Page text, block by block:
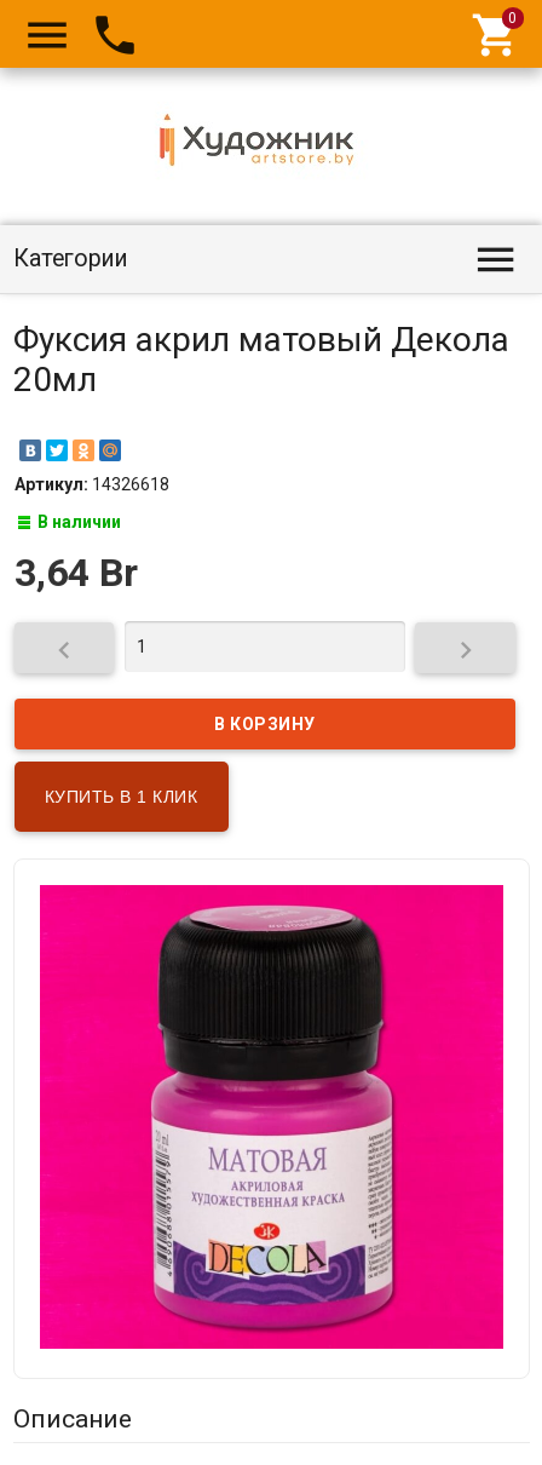
  
Категории 
Фуксия акрил матовый Декола
20мл
Артикул: 14326618
В наличии
3,64 Br
 
КУПИТЬ В 1 КЛИК
Описание